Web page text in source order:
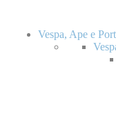
Vespa, Ape e